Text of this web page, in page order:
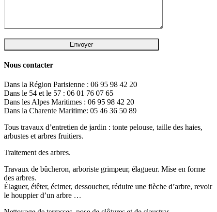
Nous contacter
Dans la Région Parisienne : 06 95 98 42 20
Dans le 54 et le 57 : 06 01 76 07 65
Dans les Alpes Maritimes : 06 95 98 42 20
Dans la Charente Maritime: 05 46 36 50 89
Tous travaux d’entretien de jardin : tonte pelouse, taille des haies,
arbustes et arbres fruitiers.
Traitement des arbres.
Travaux de bûcheron, arboriste grimpeur, élagueur. Mise en forme
des arbres.
Élaguer, étêter, écimer, dessoucher, réduire une flèche d’arbre, revoir
le houppier d’un arbre …